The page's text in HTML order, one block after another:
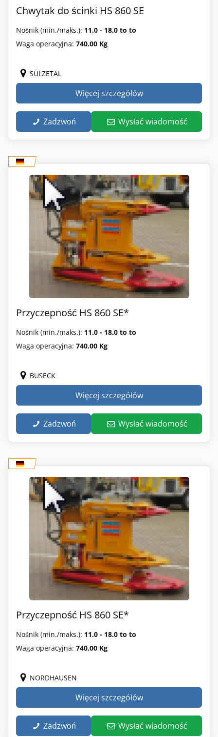
Chwytak do ścinki HS 860 SE
Nośnik (min./maks.): 11.0 - 18.0 to to
Waga operacyjna: 740.00 Kg
SÜLZETAL
Więcej szczegółów
Zadzwoń Wysłać wiadomość
Przyczepność HS 860 SE*
Nośnik (min./maks.): 11.0 - 18.0 to to
Waga operacyjna: 740.00 Kg
BUSECK
Więcej szczegółów
Zadzwoń Wysłać wiadomość
Przyczepność HS 860 SE*
Nośnik (min./maks.): 11.0 - 18.0 to to
Waga operacyjna: 740.00 Kg
NORDHAUSEN
Więcej szczegółów
Zadzwoń Wysłać wiadomość